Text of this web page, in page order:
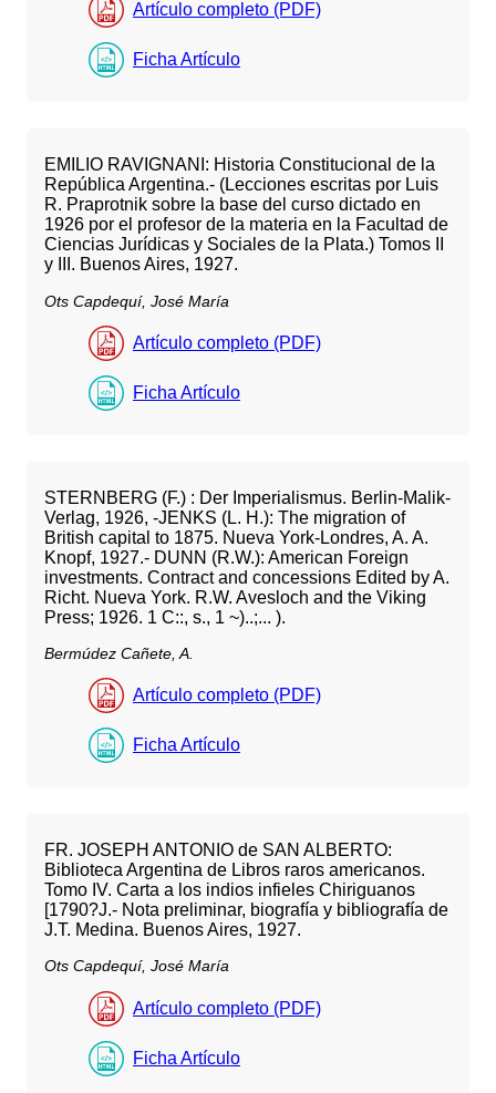
Artículo completo (PDF)
Ficha Artículo
EMILIO RAVIGNANI: Historia Constitucional de la
República Argentina.- (Lecciones escritas por Luis
R. Praprotnik sobre la base del curso dictado en
1926 por el profesor de la materia en la Facultad de
Ciencias Jurídicas y Sociales de la Plata.) Tomos II
y III. Buenos Aires, 1927.
Ots Capdequí, José María
Artículo completo (PDF)
Ficha Artículo
STERNBERG (F.) : Der Imperialismus. Berlin-Malik-
Verlag, 1926, -JENKS (L. H.): The migration of
British capital to 1875. Nueva York-Londres, A. A.
Knopf, 1927.- DUNN (R.W.): American Foreign
investments. Contract and concessions Edited by A.
Richt. Nueva York. R.W. Avesloch and the Viking
Press; 1926. 1 C::, s., 1 ~)..;... ).
Bermúdez Cañete, A.
Artículo completo (PDF)
Ficha Artículo
FR. JOSEPH ANTONIO de SAN ALBERTO:
Biblioteca Argentina de Libros raros americanos.
Tomo IV. Carta a los indios infieles Chiriguanos
[1790?J.- Nota preliminar, biografía y bibliografía de
J.T. Medina. Buenos Aires, 1927.
Ots Capdequí, José María
Artículo completo (PDF)
Ficha Artículo